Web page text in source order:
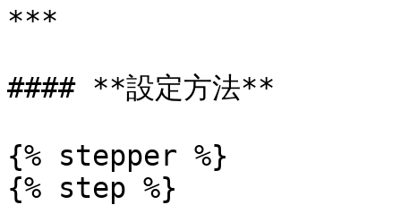
***
#### **設定方法**
{% stepper %}
{% step %}